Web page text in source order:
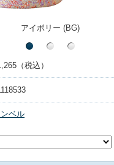
アイボリー (BG)
（税込）
ベル